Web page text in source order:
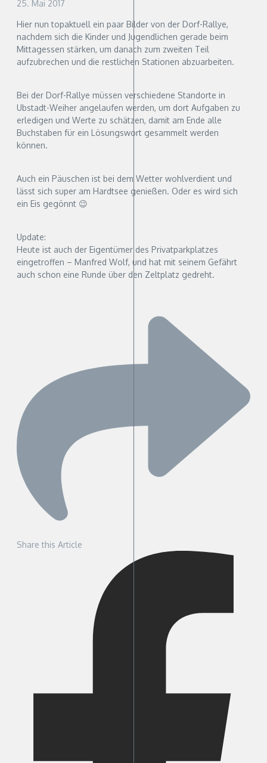
25. Mai 2017
Hier nun topaktuell ein paar Bilder von der Dorf-Rallye,
nachdem sich die Kinder und Jugendlichen gerade beim
Mittagessen stärken, um danach zum zweiten Teil
aufzubrechen und die restlichen Stationen abzuarbeiten.
Bei der Dorf-Rallye müssen verschiedene Standorte in
Ubstadt-Weiher angelaufen werden, um dort Aufgaben zu
erledigen und Werte zu schätzen, damit am Ende alle
Buchstaben für ein Lösungswort gesammelt werden
können.
Auch ein Päuschen ist bei dem Wetter wohlverdient und
lässt sich super am Hardtsee genießen. Oder es wird sich
ein Eis gegönnt 😉
Update:
Heute ist auch der Eigentümer des Privatparkplatzes
eingetroffen – Manfred Wolf, und hat mit seinem Gefährt
auch schon eine Runde über den Zeltplatz gedreht.
Share this Article